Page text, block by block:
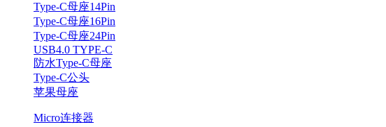
Type-C母座14Pin
Type-C母座16Pin
Type-C母座24Pin
USB4.0 TYPE-C
防水Type-C母座
Type-C公头
苹果母座
Micro连接器